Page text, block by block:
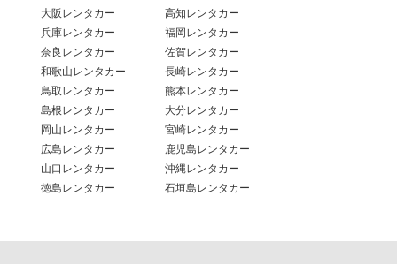
大阪レンタカー
兵庫レンタカー
奈良レンタカー
和歌山レンタカー
鳥取レンタカー
島根レンタカー
岡山レンタカー
広島レンタカー
山口レンタカー
徳島レンタカー
高知レンタカー
福岡レンタカー
佐賀レンタカー
長崎レンタカー
熊本レンタカー
大分レンタカー
宮崎レンタカー
鹿児島レンタカー
沖縄レンタカー
石垣島レンタカー